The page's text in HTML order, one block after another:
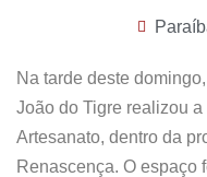
Na tarde deste
João do Tigre realizou
Artesanato, dentro da
Renascença. O espaço